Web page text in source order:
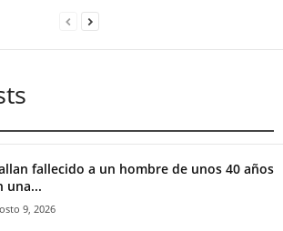
fallecido a un hombre de unos 40 años
una...
9, 2026